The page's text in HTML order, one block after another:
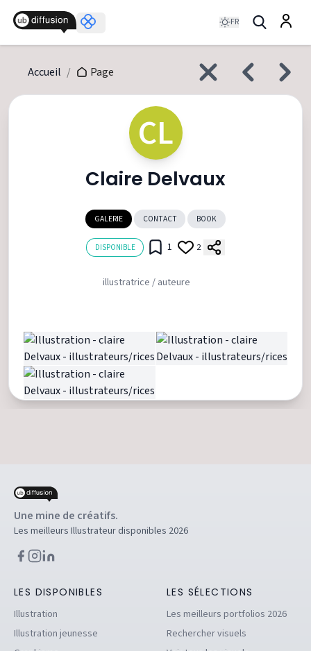
FR
Accueil / Page
CL
Claire Delvaux
GALERIE CONTACT BOOK
DISPONIBLE 1 2
illustratrice / auteure
Une mine de créatifs.
Les meilleurs Illustrateur disponibles 2026
LES DISPONIBLES
Illustration
Illustration jeunesse
LES SÉLECTIONS
Les meilleurs portfolios 2026
Rechercher visuels